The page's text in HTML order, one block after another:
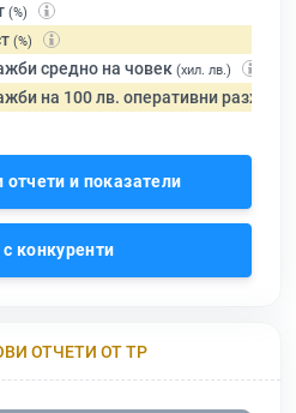
(%)
(%)
средно на човек (хил. лв.)
на 100 лв. оперативни разходи
и показатели
конкуренти
ОТЧЕТИ ОТ ТР